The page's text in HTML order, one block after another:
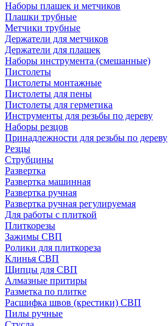
Наборы плашек и метчиков
Плашки трубные
Метчики трубные
Держатели для метчиков
Держатели для плашек
Наборы инструмента (смешанные)
Пистолеты
Пистолеты монтажные
Пистолеты для пены
Пистолеты для герметика
Инструменты для резьбы по дереву
Наборы резцов
Принадлежности для резьбы по дереву
Резцы
Струбцины
Развертка
Развертка машинная
Развертка ручная
Развертка ручная регулируемая
Для работы с плиткой
Плиткорезы
Зажимы СВП
Ролики для плиткореза
Клинья СВП
Щипцы для СВП
Алмазные притиры
Разметка по плитке
Расшифка швов (крестики) СВП
Пилы ручные